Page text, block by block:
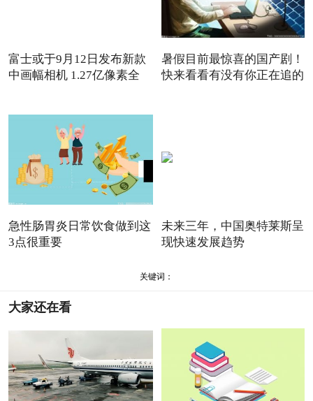
富士或于9月12日发布新款
中画幅相机 1.27亿像素全
暑假目前最惊喜的国产剧！
快来看看有没有你正在追的
急性肠胃炎日常饮食做到这
3点很重要
未来三年，中国奥特莱斯呈
现快速发展趋势
关键词：
大家还在看